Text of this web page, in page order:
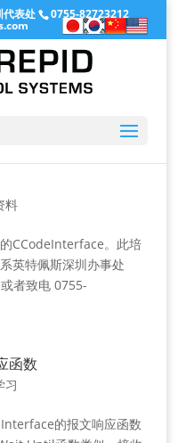
代表处 0755-82723212
料
CCodeInterface。此培
英特佩斯深圳办事处
者致电 0755-
函数
习
的报文响应函数